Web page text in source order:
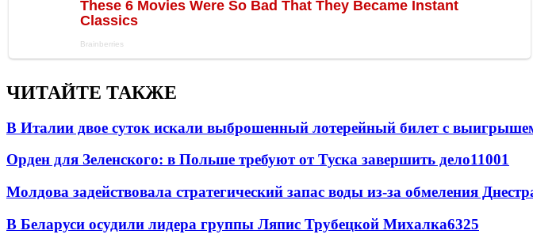
ЧИТАЙТЕ ТАКЖЕ
В Италии двое суток искали выброшенный лотерейный билет с
Орден для Зеленского: в Польше требуют от Туска завершить дело11001
Молдова задействовала стратегический запас воды из-за обмеления
В Беларуси осудили лидера группы Ляпис Трубецкой Михалка6325